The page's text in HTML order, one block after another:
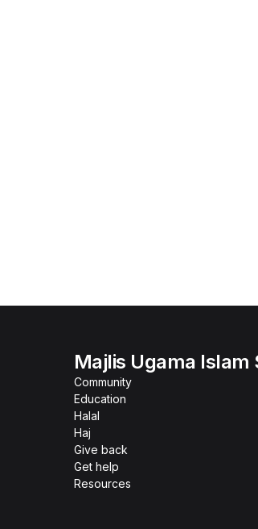
Majlis Ugama Islam
Community
Education
Halal
Haj
Give back
Get help
Resources